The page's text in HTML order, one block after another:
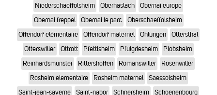
Niederschaeffolsheim
Oberhaslach
Obernai europe
Obernai freppel
Obernai le parc
Oberschaeffolsheim
Offendorf elémentaire
Offendorf maternel Ohlungen
Ottersthal
Otterswiller
Ottrott Pfettisheim Pfulgriesheim
Plobsheim
Reinhardsmunster
Rittershoffen Romanswiller
Rosenwiller
Rosheim elementaire
Rosheim maternel
Saessolsheim
Saint-jean-saverne
Saint-nabor Schnersheim
Schoenenbourg